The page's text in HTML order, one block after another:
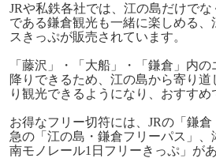
JRや私鉄各社では、江の島だけで
である鎌倉観光も一緒に楽しめる
スきっぷが販売されています。
「藤沢」・「大船」・「鎌倉」内
降りできるため、江の島から寄り道
り観光できるようになり、おすすめ
お得なフリー切符には、 JRの「鎌倉
急の「江の島・鎌倉フリーパス」
南モノレール1 日フリーきっぷ」が